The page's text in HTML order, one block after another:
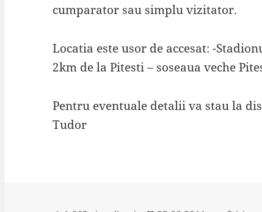
cumparator sau simplu vizitator.
Locatia este usor de accesat: -
2km de la Pitesti – soseaua veche
Pentru eventuale detalii va stau la
Tudor